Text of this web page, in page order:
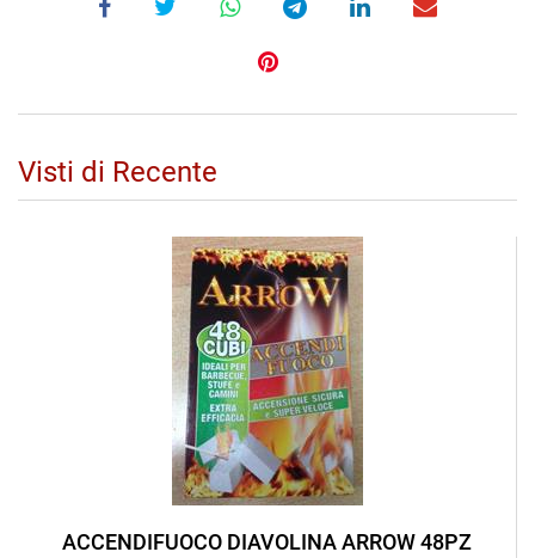
Visti di Recente
ACCENDIFUOCO DIAVOLINA ARROW 48PZ